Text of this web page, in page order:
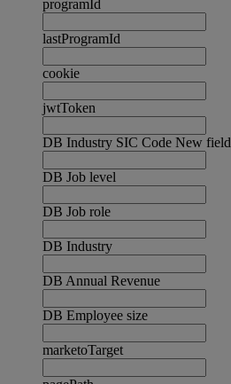
programId
lastProgramId
cookie
jwtToken
DB Industry SIC Code New field
DB Job level
DB Job role
DB Industry
DB Annual Revenue
DB Employee size
marketoTarget